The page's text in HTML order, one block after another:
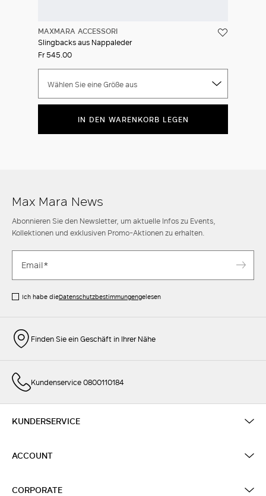
MAXMARA ACCESSORI
Slingbacks aus Nappaleder
Fr 545.00
Wählen Sie eine Größe aus
IN DEN WARENKORB LEGEN
Max Mara News
Abonnieren Sie den Newsletter, um aktuelle Infos zu Events,
Kollektionen und exklusiven Promo-Aktionen zu erhalten.
Ich habe dieDatenschutzbestimmungengelesen
Finden Sie ein Geschäft in Ihrer Nähe
Kundenservice 0800110184
KUNDERSERVICE
ACCOUNT
CORPORATE